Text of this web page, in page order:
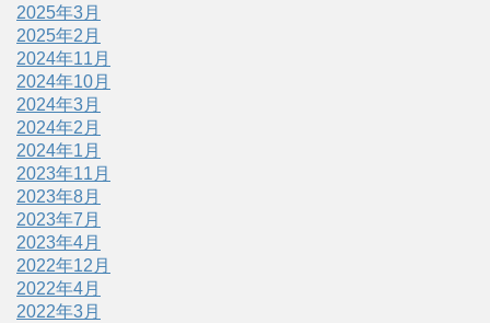
2025年3月
2025年2月
2024年11月
2024年10月
2024年3月
2024年2月
2024年1月
2023年11月
2023年8月
2023年7月
2023年4月
2022年12月
2022年4月
2022年3月